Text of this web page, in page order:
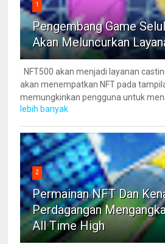
1
Pengembang Game
Akan Meluncurkan
NFT500 akan menjadi layanan
akan menempatkan NFT pada
memungkinkan pengguna untuk
lebih banyak
2
Permainan NFT Dan
Perdagangan
All Time High